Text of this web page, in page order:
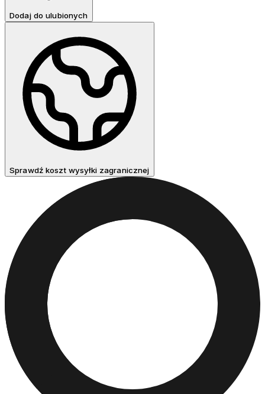
Dodaj do ulubionych
Sprawdź koszt wysyłki zagranicznej